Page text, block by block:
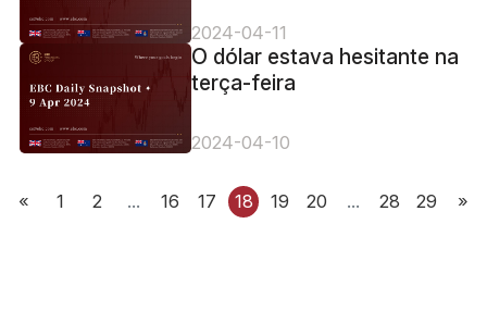
2024-04-11
O dólar estava hesitante na
terça-feira
2024-04-10
« 1 2 ... 16 17 18 19 20 ... 28 29 »